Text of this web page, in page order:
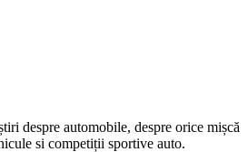
despre automobile, despre orice mișcă
si competiții sportive auto.